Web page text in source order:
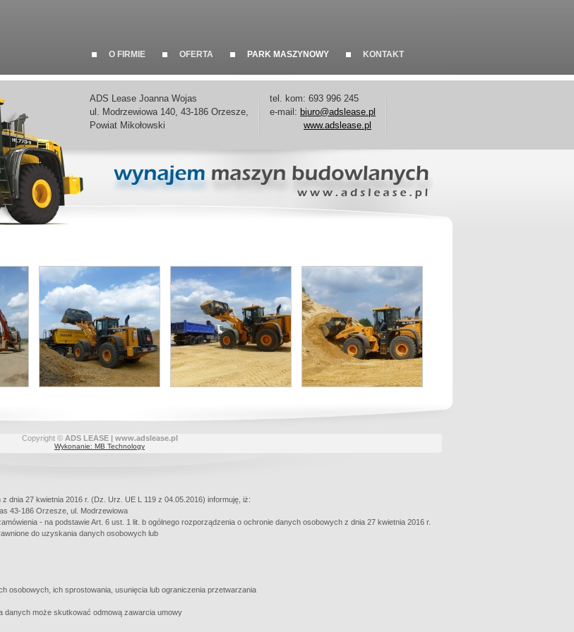
O FIRMIE OFERTA PARK MASZYNOWY KONTAKT
ADS Lease Joanna Wojas
ul. Modrzewiowa 140, 43-186 Orzesze,
Powiat Mikołowski
tel. kom: 693 996 245
e-mail: biuro@adslease.pl
www.adslease.pl
Copyright © ADS LEASE | www.adslease.pl
Wykonanie: MB Technology
27 kwietnia 2016 r. (Dz. Urz. UE L 119 z 04.05.2016) informuję, iż:
43-186 Orzesze, ul. Modrzewiowa
- na podstawie Art. 6 ust. 1 lit. b ogólnego rozporządzenia o ochronie danych osobowych z dnia 27 kwietnia 2016 r.
do uzyskania danych osobowych lub
osobowych, ich sprostowania, usunięcia lub ograniczenia przetwarzania
danych może skutkować odmową zawarcia umowy